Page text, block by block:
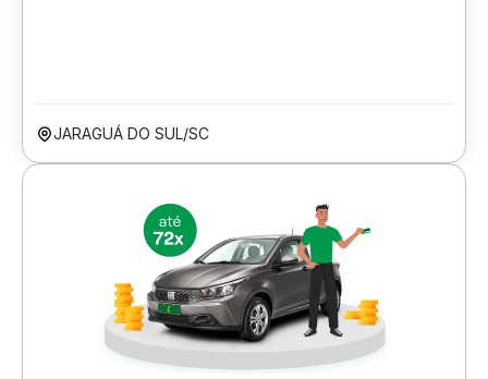
JARAGUÁ DO SUL/SC